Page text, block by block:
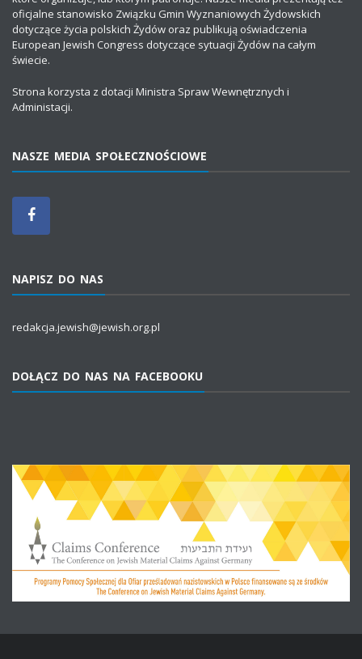
oficjalne stanowisko Związku Gmin Wyznaniowych Żydowskich
dotyczące życia polskich Żydów oraz publikują oświadczenia
European Jewish Congress dotyczące sytuacji Żydów na całym
świecie.
Strona korzysta z dotacji Ministra Spraw Wewnętrznych i
Administacji.
NASZE MEDIA SPOŁECZNOŚCIOWE
NAPISZ DO NAS
redakcja.jewish@jewish.org.pl
DOŁĄCZ DO NAS NA FACEBOOKU